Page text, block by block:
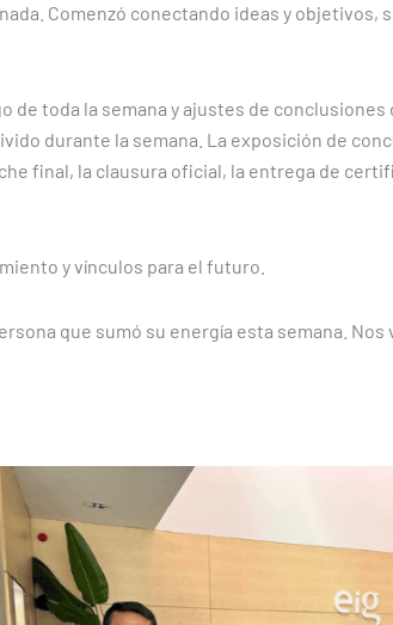
Comenzó conectando ideas y objetivos,
toda la semana y ajustes de conclusiones
durante la semana. La exposición de
final, la clausura oficial, la entrega de
y vínculos para el futuro.
que sumó su energía esta semana. Nos